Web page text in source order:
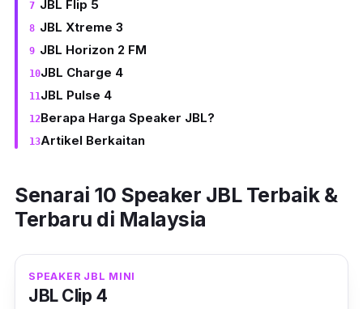
JBL Flip 5
JBL Xtreme 3
JBL Horizon 2 FM
JBL Charge 4
JBL Pulse 4
Berapa Harga Speaker JBL?
Artikel Berkaitan
Senarai 10 Speaker JBL Terbaik &
Terbaru di Malaysia
SPEAKER JBL MINI
JBL Clip 4